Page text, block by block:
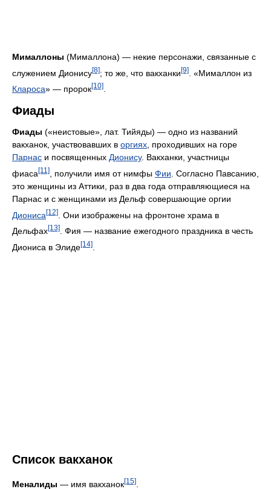
Мималлоны (Мималлона) — некие персонажи, связанные с
служением Дионису[8]; то же, что вакханки[9]
. «Мималлон из
Клароса» — пророк[10]
Фиады
Фиады («неистовые», лат. Тийяды) — одно из названий
вакханок, участвовавших в оргиях , проходивших на горе
Парнас и посвященных Дионису. Вакханки, участницы
фиаса[11] , получили имя от нимфы Фии . Согласно Павсанию,
это женщины из Аттики, раз в два года отправляющиеся на
Парнас и с женщинами из Дельф совершающие оргии
Диониса[12]
. Они изображены на фронтоне храма в
Дельфах[13]
. Фия — название ежегодного праздника в честь
Диониса в Элиде[14]
Список вакханок
Меналиды — имя вакханок[15]